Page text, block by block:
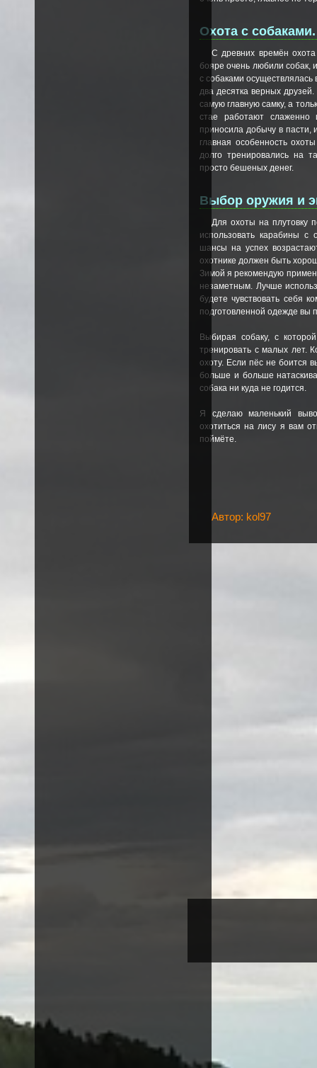
Охота с собаками.
С древних времён
бояре очень любили собак,
с собаками осуществлялась
два десятка верных друзей.
самую главную самку, а
стае работают слаженно
приносила добычу в пасти,
главная особенность
долго тренировались на
просто бешеных денег.
Выбор оружия и
Для охоты на плутовку
использовать карабины с
шансы на успех
охотнике должен быть
Зимой я рекомендую
незаметным. Лучше
будете чувствовать себя
подготовленной одежде вы
Выбирая собаку, с
тренировать с малых лет.
охоту. Если пёс не боится
больше и больше
собака ни куда не годится.
Я сделаю маленький
охотиться на лису я вам
поймёте.
Автор: kol97